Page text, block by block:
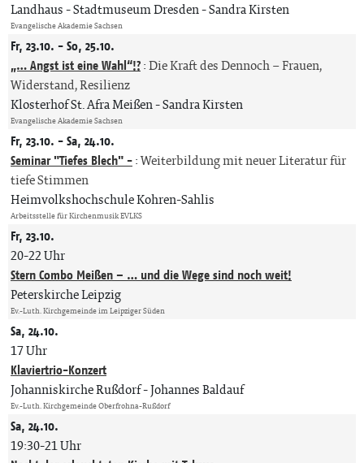
Landhaus - Stadtmuseum Dresden Sandra Kirsten
Evangelische Akademie Sachsen
Fr, 23.10. - So, 25.10.
„… Angst ist eine Wahl“!?:Die Kraft des Dennoch – Frauen,
Widerstand, Resilienz
Klosterhof St. Afra Meißen Sandra Kirsten
Evangelische Akademie Sachsen
Fr, 23.10. - Sa, 24.10.
Seminar "Tiefes Blech" -:Weiterbildung mit neuer Literatur für
tiefe Stimmen
Heimvolkshochschule Kohren-Sahlis
Arbeitsstelle für Kirchenmusik EVLKS
Fr, 23.10.
20-22 Uhr
Stern Combo Meißen – … und die Wege sind noch weit!
Peterskirche Leipzig
Ev.-Luth. Kirchgemeinde im Leipziger Süden
Sa, 24.10.
17 Uhr
Klaviertrio-Konzert
Johanniskirche Rußdorf Johannes Baldauf
Ev.-Luth. Kirchgemeinde Oberfrohna-Rußdorf
Sa, 24.10.
19:30-21 Uhr